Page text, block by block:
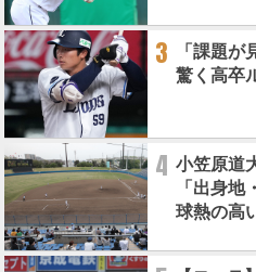
3
「課題
驚く高卒
4 小笠原道
「出身
球熱の高